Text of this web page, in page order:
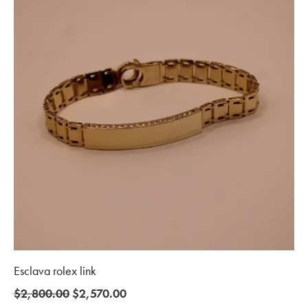
Esclava rolex link
$2,800.00 Original
$2,570.00Current